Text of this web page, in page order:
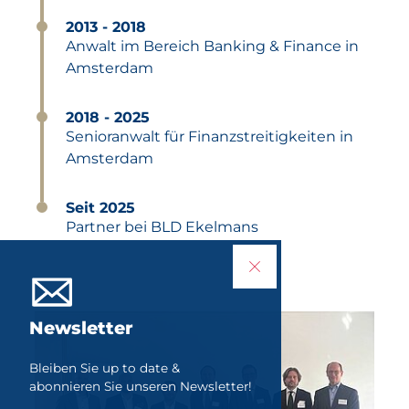
Newsletter
Bleiben Sie up to date &
abonnieren Sie unseren Newsletter!
2013 - 2018
Anwalt im Bereich Banking & Finance in
Amsterdam
2018 - 2025
Senioranwalt für Finanzstreitigkeiten in
Amsterdam
Seit 2025
Partner bei BLD Ekelmans